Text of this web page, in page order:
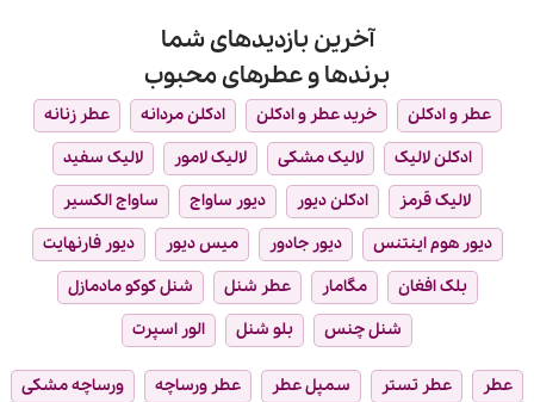
آخرین بازدیدهای شما
برندها و عطرهای محبوب
عطر و ادکلن خرید عطر و ادکلن ادکلن مردانه
عطر زنانه
ادکلن لالیک
لالیک مشکی لالیک لامور
لالیک سفید
لالیک قرمز
ادکلن دیور دیور ساواج
ساواج الکسیر
دیور هوم اینتنس
دیور جادور میس دیور
دیور فارنهایت
بلک افغان
مگامار عطر شنل
شنل کوکو مادمازل
شنل چنس
بلو شنل الور اسپرت
عطر عطر تستر سمپل عطر عطر ورساچه
ورساچه مشکی